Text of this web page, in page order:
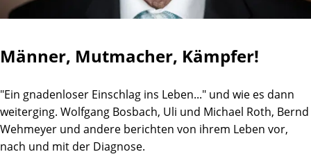
Männer, Mutmacher, Kämpfer!
"Ein gnadenloser Einschlag ins Leben..." und wie es dann
weiterging. Wolfgang Bosbach, Uli und Michael Roth, Bernd
Wehmeyer und andere berichten von ihrem Leben vor,
nach und mit der Diagnose.